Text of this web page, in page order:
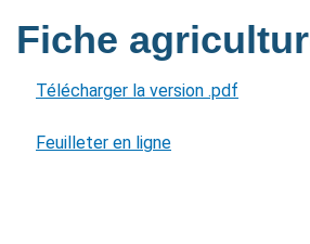
Fiche
Télécharger la version .pdf
Feuilleter en ligne